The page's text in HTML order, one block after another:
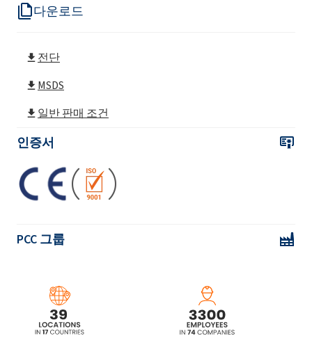
다운로드
전단
MSDS
일반 판매 조건
인증서
PCC 그룹